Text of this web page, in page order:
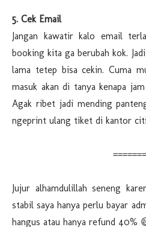
5. Cek Email
Jangan kawatir kalo email
booking kita ga berubah kok.
lama tetep bisa cekin. Cuma
masuk akan di tanya kenapa
Agak ribet jadi mending
ngeprint ulang tiket di kantor
Jujur alhamdulillah seneng
stabil saya hanya perlu bayar
hangus atau hanya refund 40%